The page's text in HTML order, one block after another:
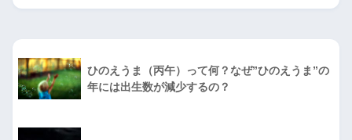
ひのえうま（丙午）って何？なぜ”ひのえうま”の
年には出生数が減少するの？